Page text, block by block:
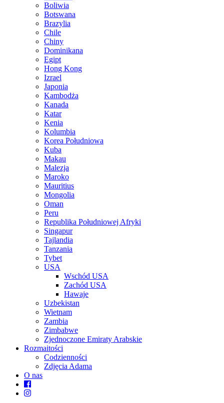
Boliwia
Botswana
Brazylia
Chile
Chiny
Dominikana
Egipt
Hong Kong
Izrael
Japonia
Kambodża
Kanada
Katar
Kenia
Kolumbia
Korea Południowa
Kuba
Makau
Malezja
Maroko
Mauritius
Mongolia
Oman
Peru
Republika Południowej Afryki
Singapur
Tajlandia
Tanzania
Tybet
USA
Wschód USA
Zachód USA
Hawaje
Uzbekistan
Wietnam
Zambia
Zimbabwe
Zjednoczone Emiraty Arabskie
Rozmaitości
Codzienności
Zdjęcia Adama
O nas